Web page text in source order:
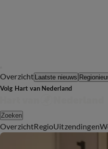
Overzicht Laatste nieuws
Volg Hart van Nederland
Zoeken
OverzichtRegioUitzendingen